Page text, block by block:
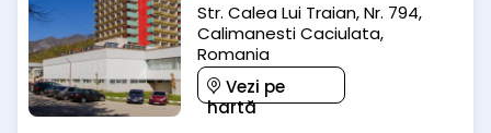
Str. Calea Lui Traian, Nr. 794,
Calimanesti Caciulata,
Romania
Vezi pe
hartă